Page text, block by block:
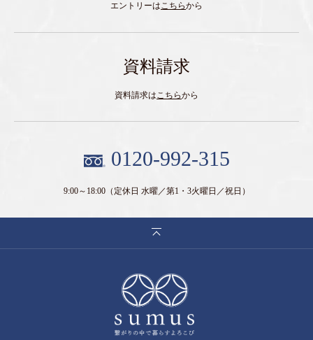
エントリーはこちらから
資料請求
資料請求は こちらから
0120-992-315
9:00～18:00（定休日 水曜／第1・3火曜日／祝日）